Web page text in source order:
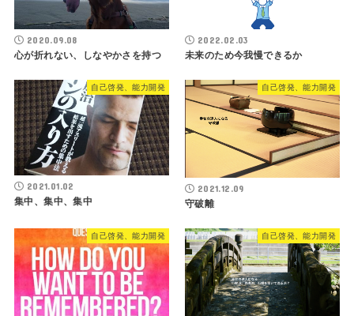
2020.09.08
心が折れない、しなやかさを持つ
2022.02.03
未来のため今我慢できるか
自己啓発、能力開発
2021.01.02
集中、集中、集中
自己啓発、能力開発
2021.12.09
守破離
自己啓発、能力開発 自己啓発、能力開発